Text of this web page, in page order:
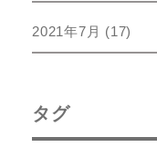
2021年7月 (17)
タグ